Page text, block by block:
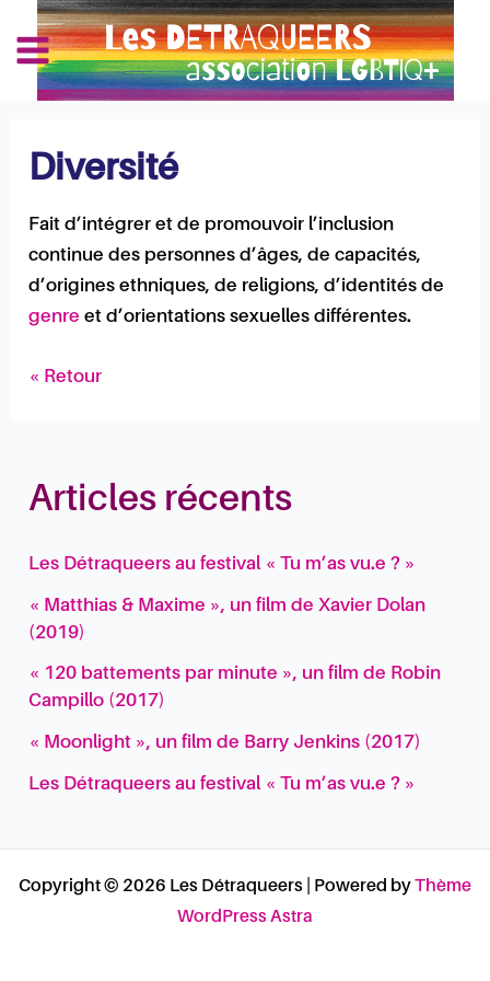
au
contenu
Main
Menu
Les Détraqueers
Diversité
Fait d’intégrer et de promouvoir l’inclusion
continue des personnes d’âges, de capacités,
d’origines ethniques, de religions, d’identités de
genre et d’orientations sexuelles différentes.
« Retour
Navigation
des
articles
Articles récents
Les Détraqueers au festival « Tu m’as vu.e ? »
« Matthias & Maxime », un film de Xavier Dolan
(2019)
« 120 battements par minute », un film de Robin
Campillo (2017)
« Moonlight », un film de Barry Jenkins (2017)
Les Détraqueers au festival « Tu m’as vu.e ? »
Copyright © 2026 Les Détraqueers | Powered byThème
WordPress Astra